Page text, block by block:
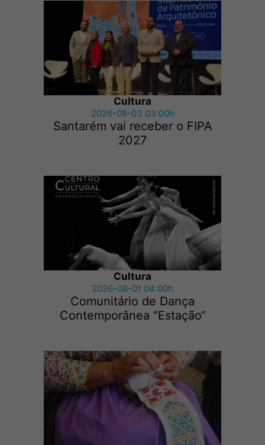
Cultura
2026-08-03 03:00h
Santarém vai receber o FIPA
2027
Cultura
2026-08-01 04:00h
Comunitário de Dança
Contemporânea “Estação“